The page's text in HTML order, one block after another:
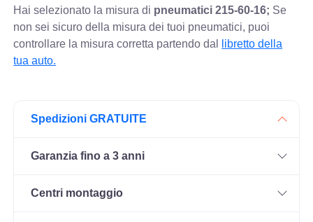
Hai selezionato la misura di pneumatici215-60-16; Se
non sei sicuro della misura dei tuoi pneumatici, puoi
controllare la misura corretta partendo dal
libretto della
tua auto.
Spedizioni GRATUITE
Garanzia fino a 3 anni
Centri montaggio